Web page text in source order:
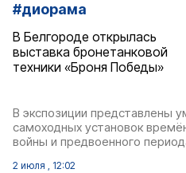
#диорама
В Белгороде открылась
выставка бронетанковой
техники «Броня Победы»
В экспозиции представлены
самоходных установок
войны и предвоенного
2 июля , 12:02